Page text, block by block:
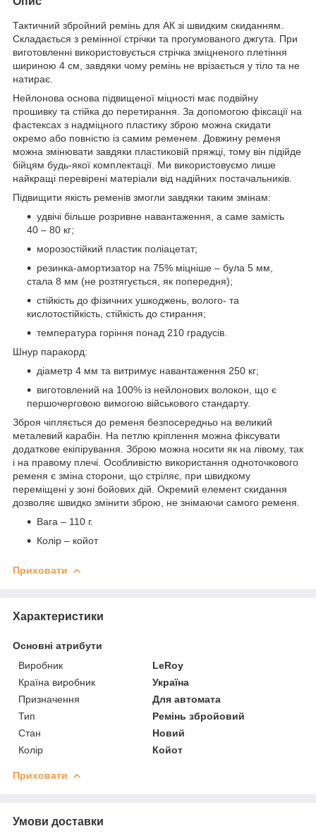
Тактичний збройний ремінь для АК зі швидким скиданням.
Складається з ремінної стрічки та прогумованого джгута. При
виготовленні використовується стрічка зміцненого плетіння
шириною 4 см, завдяки чому ремінь не врізається у тіло та не
натирає.
Нейлонова основа підвищеної міцності має подвійну
прошивку та стійка до перетирання. За допомогою фіксації на
фастексах з надміцного пластику зброю можна скидати
окремо або повністю із самим ременем. Довжину ременя
можна змінювати завдяки пластиковій пряжці, тому він підійде
бійцям будь-якої комплектації. Ми використовуємо лише
найкращі перевірені матеріали від надійних постачальників.
Підвищити якість ременів змогли завдяки таким змінам:
удвічі більше розривне навантаження, а саме замість
40 – 80 кг;
морозостійкий пластик поліацетат;
резинка-амортизатор на 75% міцніше – була 5 мм,
стала 8 мм (не розтягується, як попередня);
стійкість до фізичних ушкоджень, волого- та
кислотостійкість, стійкість до стирання;
температура горіння понад 210 градусів.
Шнур паракорд:
діаметр 4 мм та витримує навантаження 250 кг;
виготовлений на 100% із нейлонових волокон, що є
першочерговою вимогою військового стандарту.
Зброя чіпляється до ременя безпосередньо на великий
металевий карабін. На петлю кріплення можна фіксувати
додаткове екіпірування. Зброю можна носити як на лівому, так
і на правому плечі. Особливістю використання одноточкового
ременя є зміна сторони, що стріляє, при швидкому
переміщені у зоні бойових дій. Окремий елемент скидання
дозволяє швидко змінити зброю, не знімаючи самого ременя.
Вага – 110 г.
Колір – койот
Приховати
Характеристики
Основні атрибути
Виробник
LeRoy
Країна виробник
Україна
Призначення
Для автомата
Тип
Ремінь збройовий
Стан
Новий
Колір
Койот
Приховати
Умови доставки